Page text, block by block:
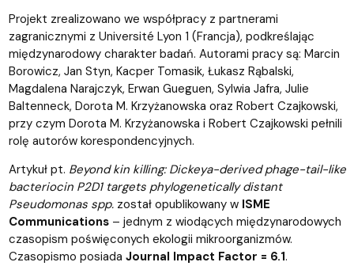
Projekt zrealizowano we współpracy z partnerami
zagranicznymi z Université Lyon 1 (Francja), podkreślając
międzynarodowy charakter badań. Autorami pracy są: Marcin
Borowicz, Jan Styn, Kacper Tomasik, Łukasz Rąbalski,
Magdalena Narajczyk, Erwan Gueguen, Sylwia Jafra, Julie
Baltenneck, Dorota M. Krzyżanowska oraz Robert Czajkowski,
przy czym Dorota M. Krzyżanowska i Robert Czajkowski pełnili
rolę autorów korespondencyjnych.
Artykuł pt. Beyond kin killing: Dickeya-derived phage-tail-like
bacteriocin P2D1 targets phylogenetically distant
Pseudomonas spp.został opublikowany w ISME
Communications– jednym z wiodących międzynarodowych
czasopism poświęconych ekologii mikroorganizmów.
Czasopismo posiada Journal Impact Factor = 6.1.